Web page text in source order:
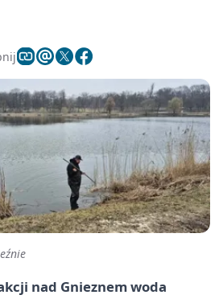
nad Gnieznemwoda